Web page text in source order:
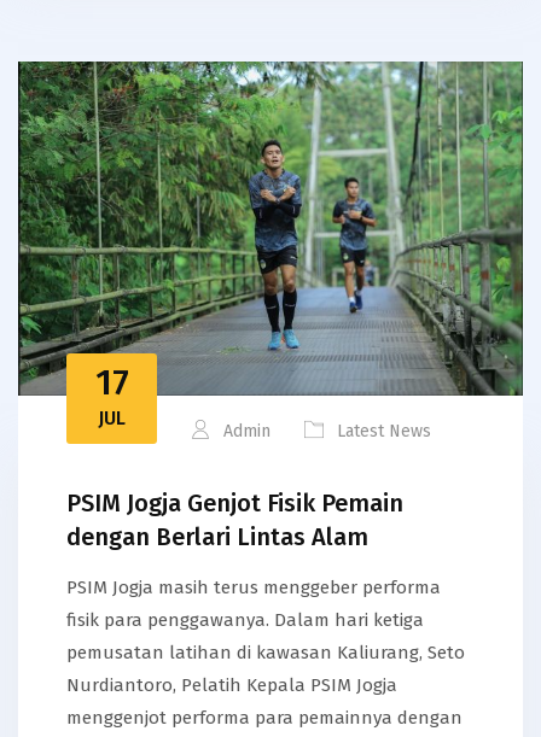
17
JUL
Admin Latest News
PSIM Jogja Genjot Fisik Pemain
dengan Berlari Lintas Alam
PSIM Jogja masih terus menggeber performa
fisik para penggawanya. Dalam hari ketiga
pemusatan latihan di kawasan Kaliurang, Seto
Nurdiantoro, Pelatih Kepala PSIM Jogja
menggenjot performa para pemainnya dengan